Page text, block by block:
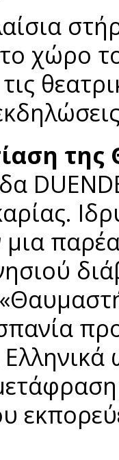
χώρο
της